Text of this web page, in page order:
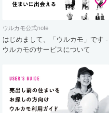
ウルカモ公式note
はじめまして、「ウルカモ」です -
ウルカモのサービスについて